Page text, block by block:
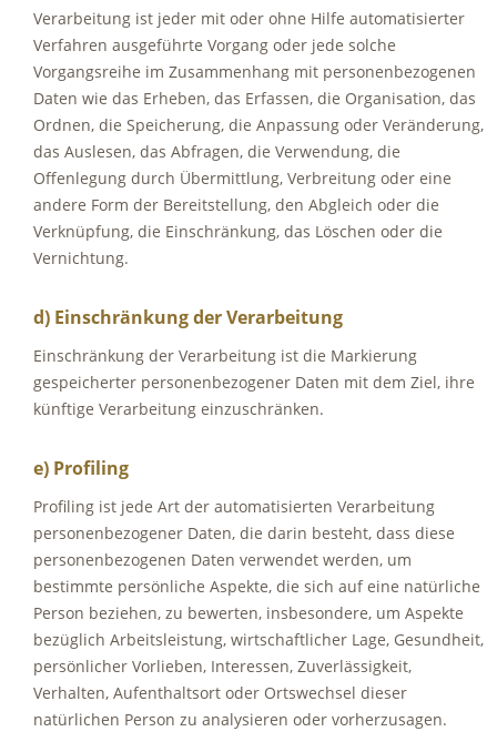
Verarbeitung ist jeder mit oder ohne Hilfe automatisierter
Verfahren ausgeführte Vorgang oder jede solche
Vorgangsreihe im Zusammenhang mit personenbezogenen
Daten wie das Erheben, das Erfassen, die Organisation, das
Ordnen, die Speicherung, die Anpassung oder Veränderung,
das Auslesen, das Abfragen, die Verwendung, die
Offenlegung durch Übermittlung, Verbreitung oder eine
andere Form der Bereitstellung, den Abgleich oder die
Verknüpfung, die Einschränkung, das Löschen oder die
Vernichtung.
d) Einschränkung der Verarbeitung
Einschränkung der Verarbeitung ist die Markierung
gespeicherter personenbezogener Daten mit dem Ziel, ihre
künftige Verarbeitung einzuschränken.
e) Profiling
Profiling ist jede Art der automatisierten Verarbeitung
personenbezogener Daten, die darin besteht, dass diese
personenbezogenen Daten verwendet werden, um
bestimmte persönliche Aspekte, die sich auf eine natürliche
Person beziehen, zu bewerten, insbesondere, um Aspekte
bezüglich Arbeitsleistung, wirtschaftlicher Lage, Gesundheit,
persönlicher Vorlieben, Interessen, Zuverlässigkeit,
Verhalten, Aufenthaltsort oder Ortswechsel dieser
natürlichen Person zu analysieren oder vorherzusagen.